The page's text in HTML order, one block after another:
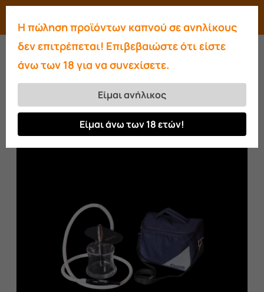
Skip
main
content
searchaccount
Αρχική σελίδα Αξεσουάρ
Βάζα
Ανταλλακτικό γυαλί Oduman N2
Travel
Close
Η πώληση προϊόντων καπνού σε ανηλίκους
δεν επιτρέπεται! Επιβεβαιώστε ότι είστε
άνω των 18 για να συνεχίσετε.
Είμαι ανήλικος
Είμαι άνω των 18 ετών!